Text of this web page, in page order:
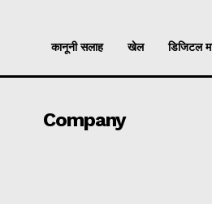
कानूनी सलाह खेल डिजिटल
Company